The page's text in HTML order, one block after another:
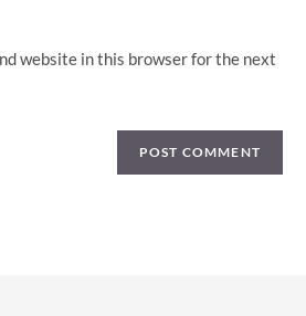
website in this browser for the next